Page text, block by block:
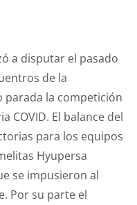
a disputar el pasado
de la
parada la competición
COVID. El balance del
para los equipos
Hyupersa
se impusieron al
Por su parte el